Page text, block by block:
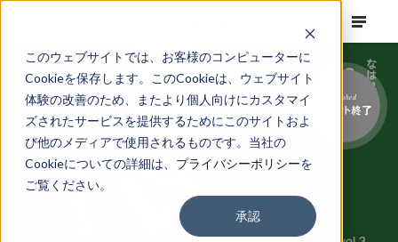
このウェブサイトでは、お客様のコンピューターに
Cookieを保存します。このCookieは、ウェブサイト
体験の改善のため、またより個人向けにカスタマイ
ズされたサービスを提供するためにこのサイトおよ
び他のメディアで使用されるものです。当社の
Cookieについての詳細は、 プライバシーポリシーを
ご覧ください。
承認
Finished
イベント終了